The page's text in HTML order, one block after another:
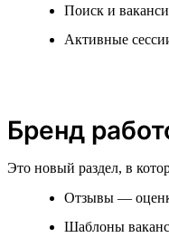
Поиск и
Активные
Бренд
Это новый раздел, в
Отзывы —
Шаблоны